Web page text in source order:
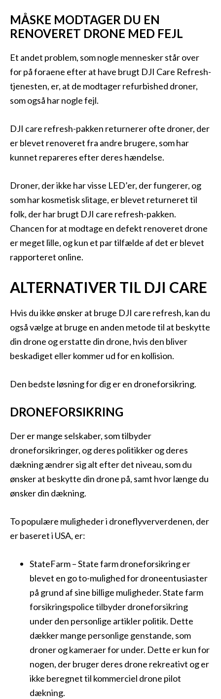
MÅSKE MODTAGER DU EN
RENOVERET DRONE MED FEJL
Et andet problem, som nogle mennesker står over
for på foraene efter at have brugt DJI Care Refresh-
tjenesten, er, at de modtager refurbished droner,
som også har nogle fejl.
DJI care refresh-pakken returnerer ofte droner, der
er blevet renoveret fra andre brugere, som har
kunnet repareres efter deres hændelse.
Droner, der ikke har visse LED’er, der fungerer, og
som har kosmetisk slitage, er blevet returneret til
folk, der har brugt DJI care refresh-pakken.
Chancen for at modtage en defekt renoveret drone
er meget lille, og kun et par tilfælde af det er blevet
rapporteret online.
ALTERNATIVER TIL DJI CARE
Hvis du ikke ønsker at bruge DJI care refresh, kan du
også vælge at bruge en anden metode til at beskytte
din drone og erstatte din drone, hvis den bliver
beskadiget eller kommer ud for en kollision.
Den bedste løsning for dig er en droneforsikring.
DRONEFORSIKRING
Der er mange selskaber, som tilbyder
droneforsikringer, og deres politikker og deres
dækning ændrer sig alt efter det niveau, som du
ønsker at beskytte din drone på, samt hvor længe du
ønsker din dækning.
To populære muligheder i droneflyververdenen, der
er baseret i USA, er:
StateFarm – State farm droneforsikring er
blevet en go to-mulighed for droneentusiaster
på grund af sine billige muligheder. State farm
forsikringspolice tilbyder droneforsikring
under den personlige artikler politik. Dette
dækker mange personlige genstande, som
droner og kameraer for under. Dette er kun for
nogen, der bruger deres drone rekreativt og er
ikke beregnet til kommerciel drone pilot
dækning.